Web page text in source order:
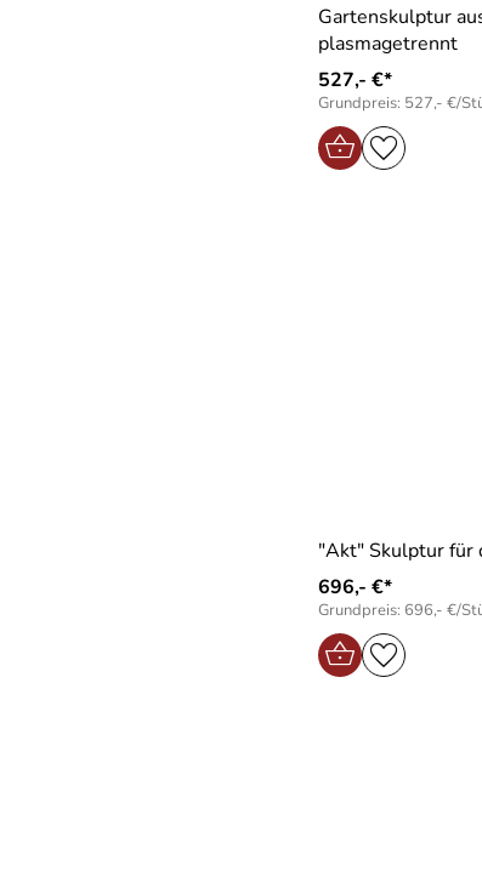
Gartenskulptur
plasmagetrennt
527,- €*
Grundpreis: 527,- €/
"Akt" Skulptur für
696,- €*
Grundpreis: 696,- €/